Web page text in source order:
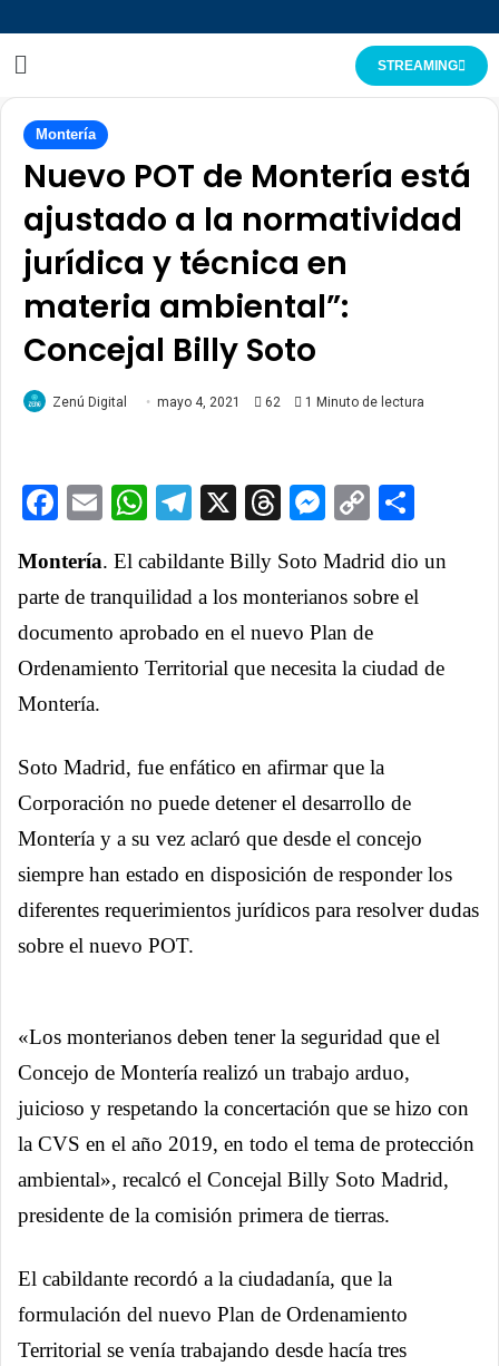
STREAMING
Montería
Nuevo POT de Montería está
ajustado a la normatividad
jurídica y técnica en
materia ambiental”:
Concejal Billy Soto
Zenú Digital mayo 4, 2021 62 1 Minuto de lectura
Facebook
EmailWhatsApp
Telegram
X ThreadsCopy
Montería. El cabildante Billy Soto Madrid dio un
parte de tranquilidad a los monterianos sobre el
documento aprobado en el nuevo Plan de
Ordenamiento Territorial que necesita la ciudad de
Montería.
Soto Madrid, fue enfático en afirmar que la
Corporación no puede detener el desarrollo de
Montería y a su vez aclaró que desde el concejo
siempre han estado en disposición de responder los
diferentes requerimientos jurídicos para resolver dudas
sobre el nuevo POT.
«Los monterianos deben tener la seguridad que el
Concejo de Montería realizó un trabajo arduo,
juicioso y respetando la concertación que se hizo con
la CVS en el año 2019, en todo el tema de protección
ambiental», recalcó el Concejal Billy Soto Madrid,
presidente de la comisión primera de tierras.
El cabildante recordó a la ciudadanía, que la
formulación del nuevo Plan de Ordenamiento
Territorial se venía trabajando desde hacía tres